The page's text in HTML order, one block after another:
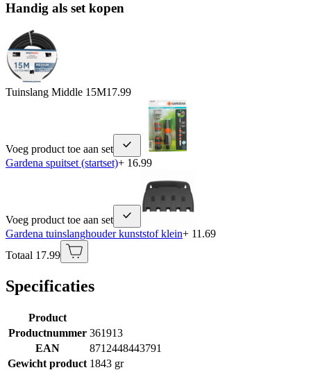
Handig als set kopen
Tuinslang Middle 15M17.99
Voeg product toe aan set
Gardena spuitset (startset)+ 16.99
Voeg product toe aan set
Gardena tuinslanghouder kunststof klein+ 11.69
Totaal 17.99
Specificaties
Product
Productnummer 361913
EAN
8712448443791
Gewicht product 1843 gr